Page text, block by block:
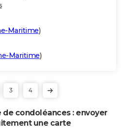
Maritime)
Maritime)
3 4
de condoléances : envoyer
une carte